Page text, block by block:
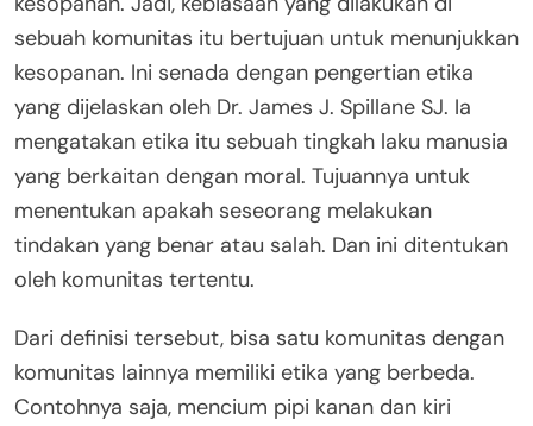
sebuah komunitas itu bertujuan untuk menunjukkan
kesopanan. Ini senada dengan pengertian etika
yang dijelaskan oleh Dr. James J. Spillane SJ. Ia
mengatakan etika itu sebuah tingkah laku manusia
yang berkaitan dengan moral. Tujuannya untuk
menentukan apakah seseorang melakukan
tindakan yang benar atau salah. Dan ini ditentukan
oleh komunitas tertentu.
Dari definisi tersebut, bisa satu komunitas dengan
komunitas lainnya memiliki etika yang berbeda.
Contohnya saja, mencium pipi kanan dan kiri